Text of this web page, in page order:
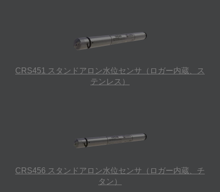
CRS451 スタンドアロン水位センサ（ロガー内蔵、ス
テンレス）
CRS456 スタンドアロン水位センサ（ロガー内蔵、チ
タン）